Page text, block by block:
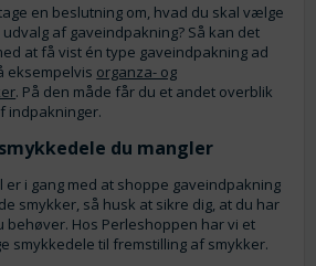
en beslutning om, hvad du skal vælge
af gaveindpakning? Så kan det
at få vist én type gaveindpakning ad
eksempelvis organza- og
. På den måde får du et andet overblik
indpakninger.
du mangler
er i gang med at shoppe gaveindpakning
smykker, så husk at sikre dig, at du har
behøver. Hos Perleshoppen har vi et
smykkedele til fremstilling af smykker.